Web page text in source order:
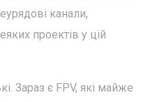
канали,
проектів у цій
Зараз є FPV, які майже